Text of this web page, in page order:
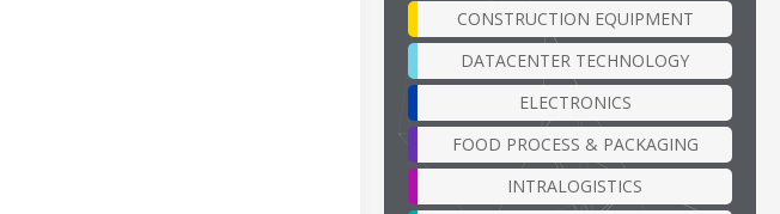
CONSTRUCTION EQUIPMENT
DATACENTER TECHNOLOGY
ELECTRONICS
FOOD PROCESS & PACKAGING
INTRALOGISTICS